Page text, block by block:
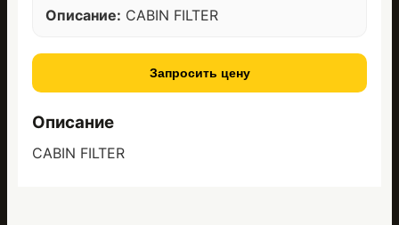
Описание: CABIN FILTER
Запросить цену
Описание
CABIN FILTER